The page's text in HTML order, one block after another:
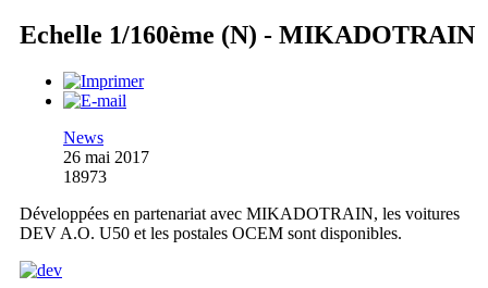
Echelle 1/160ème (N) - MIKADOTRAIN
News
26 mai 2017
18973
Développées en partenariat avec MIKADOTRAIN, les voitures
DEV A.O. U50 et les postales OCEM sont disponibles.